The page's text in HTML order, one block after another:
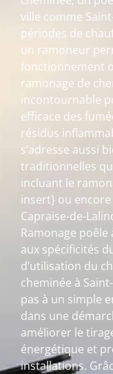
ville comme
périodes de
un ramoneur
fonctionnement
ramonage de
incontournable
efficace des
résidus
s’adresse aussi
traditionnelles
incluant le
insert} ou
Capraise-de-
Ramonage poêle
aux spécificités
d’utilisation du
cheminée à
pas à un simple
dans une
améliorer le
énergétique et
installations.